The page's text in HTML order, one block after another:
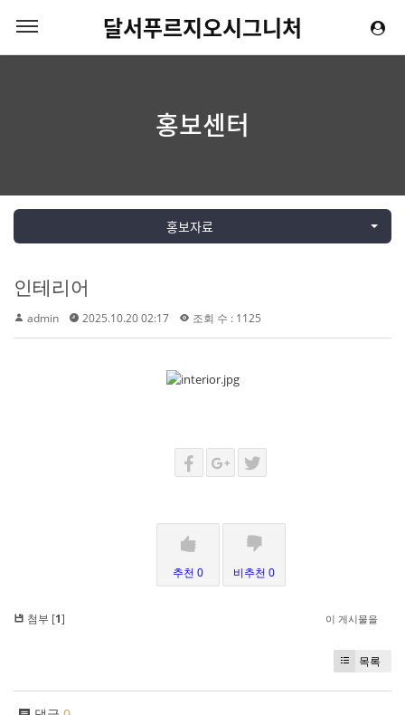
달서푸르지오시그니처
홍보센터
홍보자료
인테리어
admin 2025.10.20 02:17 조회 수 : 1125
추천 0 비추천 0
첨부 [1] 이 게시물을
목록